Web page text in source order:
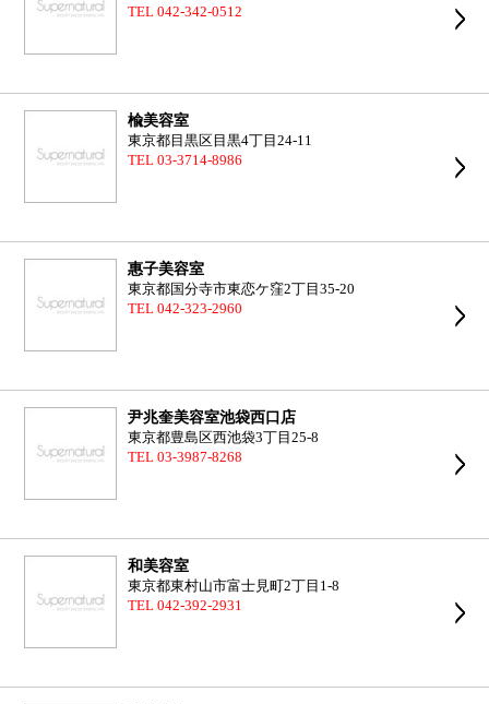
TEL 042-342-0512
楡美容室
東京都目黒区目黒4丁目24-11
TEL 03-3714-8986
惠子美容室
東京都国分寺市東恋ケ窪2丁目35-20
TEL 042-323-2960
尹兆奎美容室池袋西口店
東京都豊島区西池袋3丁目25-8
TEL 03-3987-8268
和美容室
東京都東村山市富士見町2丁目1-8
TEL 042-392-2931